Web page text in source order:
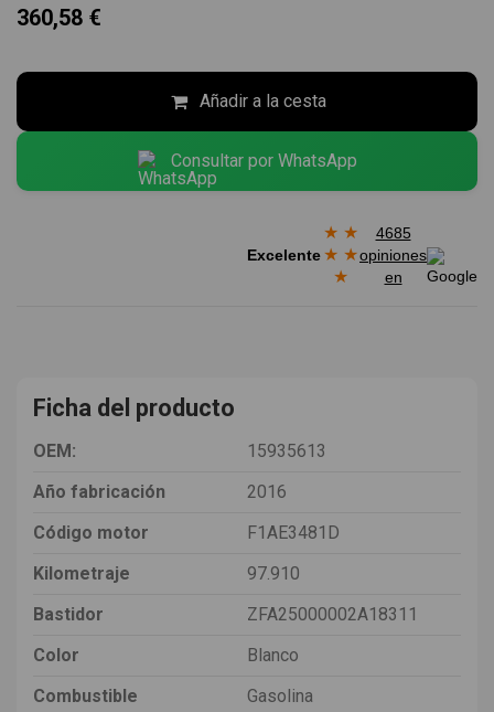
360,58 €
Añadir a la cesta
Consultar por WhatsApp
Excelente
★ ★
★ ★
★
4685
opiniones
en
Ficha del producto
OEM:
15935613
Año fabricación
2016
Código motor
F1AE3481D
Kilometraje
97.910
Bastidor
ZFA25000002A18311
Color
Blanco
Combustible
Gasolina